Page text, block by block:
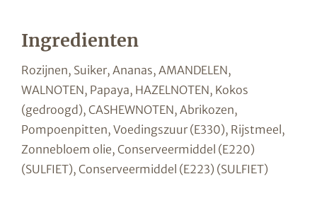
Ingredienten
Rozijnen, Suiker, Ananas, AMANDELEN,
WALNOTEN, Papaya, HAZELNOTEN, Kokos
(gedroogd), CASHEWNOTEN, Abrikozen,
Pompoenpitten, Voedingszuur (E330), Rijstmeel,
Zonnebloem olie, Conserveermiddel (E220)
(SULFIET), Conserveermiddel (E223) (SULFIET)